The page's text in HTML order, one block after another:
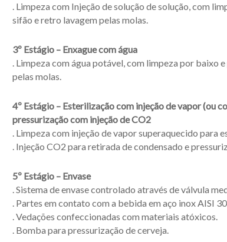
. Limpeza com Injeção de solução de solução, com
sifão e retro lavagem pelas molas.
3º Estágio – Enxague com água
. Limpeza com água potável, com limpeza por baixo
pelas molas.
4º Estágio – Esterilização com injeção de vapor (ou
pressurização com injeção de CO2
. Limpeza com injeção de vapor superaquecido para
. Injeção CO2 para retirada de condensado e
5º Estágio – Envase
. Sistema de envase controlado através de válvula
. Partes em contato com a bebida em aço inox AISI
. Vedações confeccionadas com materiais atóxicos.
. Bomba para pressurização de cerveja.